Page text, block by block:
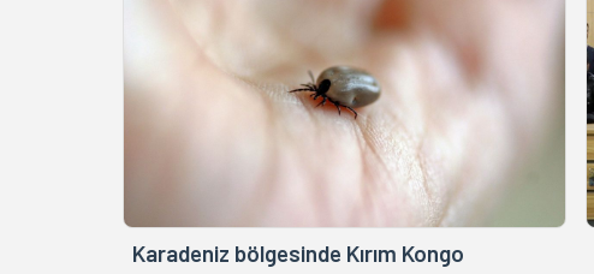
Karadeniz bölgesinde Kırım Kongo